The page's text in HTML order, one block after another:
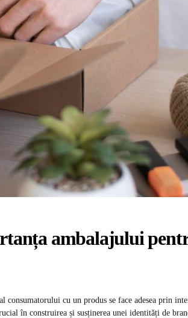
ambalajului
cu un produs se face adesea prin
în construirea și susținerea unei identități de